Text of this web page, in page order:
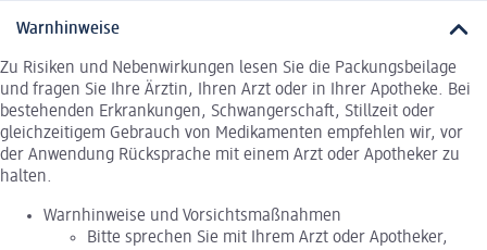
Warnhinweise
Zu Risiken und Nebenwirkungen lesen Sie die Packungsbeilage
und fragen Sie Ihre Ärztin, Ihren Arzt oder in Ihrer Apotheke. Bei
bestehenden Erkrankungen, Schwangerschaft, Stillzeit oder
gleichzeitigem Gebrauch von Medikamenten empfehlen wir, vor
der Anwendung Rücksprache mit einem Arzt oder Apotheker zu
halten.
Warnhinweise und Vorsichtsmaßnahmen
Bitte sprechen Sie mit Ihrem Arzt oder Apotheker,